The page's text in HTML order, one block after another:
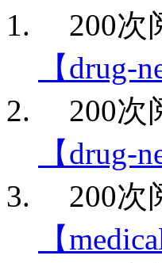
200次
【drug-
200次
【drug-
200次
【